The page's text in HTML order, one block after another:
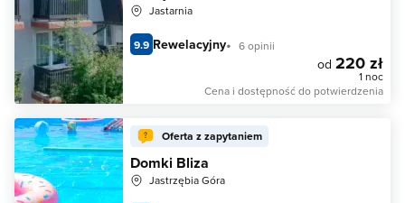
Jastarnia
9.9 Rewelacyjny 6 opinii
od 220 zł
1 noc
Cena i dostępność do potwierdzenia
Oferta z zapytaniem
Domki Bliza
Jastrzębia Góra